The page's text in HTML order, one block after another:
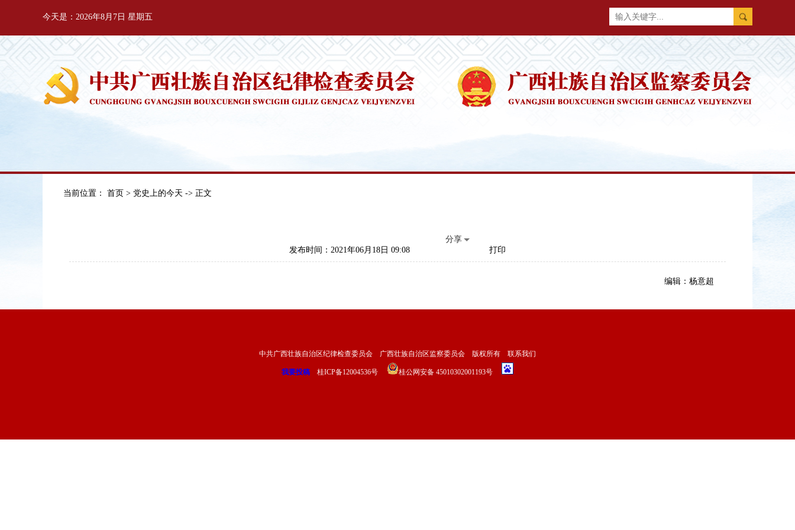
今天是：2026年8月7日 星期五
当前位置： 首页 > 党史上的今天 -> 正文
发布时间：2021年06月18日 09:08
分享
打印
编辑：杨意超
中共广西壮族自治区纪律检查委员会 广西壮族自治区监察委员会 版权所有 联系我们
我要投稿 桂ICP备12004536号 桂公网安备 45010302001193号